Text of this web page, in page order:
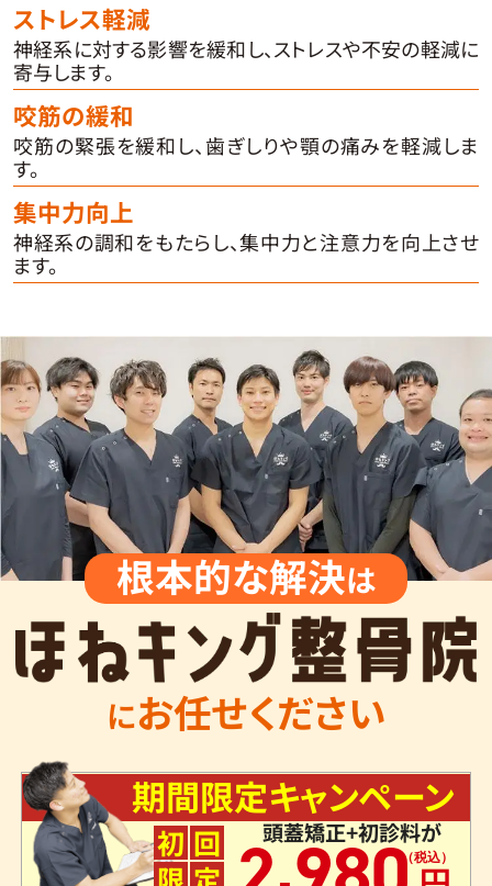
ストレス軽減
神経系に対する影響を緩和し、ストレスや不安の軽減に
寄与します。
咬筋の緩和
咬筋の緊張を緩和し、歯ぎしりや顎の痛みを軽減しま
す。
集中力向上
神経系の調和をもたらし、集中力と注意力を向上させ
ます。
根本的な解決は
にお任せください
期間限定キャンペーン
初 回
限 定
頭蓋矯正+初診料が